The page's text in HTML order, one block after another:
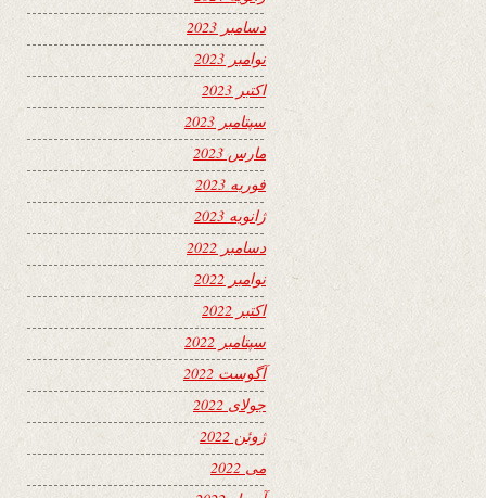
دسامبر 2023
نوامبر 2023
اکتبر 2023
سپتامبر 2023
مارس 2023
فوریه 2023
ژانویه 2023
دسامبر 2022
نوامبر 2022
اکتبر 2022
سپتامبر 2022
آگوست 2022
جولای 2022
ژوئن 2022
می 2022